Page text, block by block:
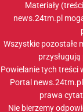
Materiały
news.24tm.pl
Wszystkie pozostałe
Powielanie tych treści
Portal
prawa
Nie bierzemy